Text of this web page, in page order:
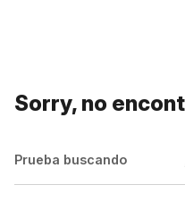
Sorry, no
Prueba buscando